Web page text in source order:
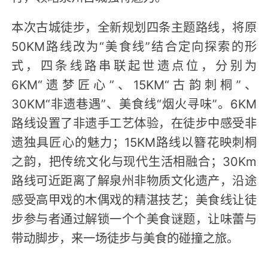
本次古城徒步，全新规划四条主题路线，将原
50KM路线改为“美食线”结合定向探索的形
式，四条线路串联起世遗点位，分别为
6KM“遗梦匠心”、15KM“古韵刺桐”、
30KM“非遗巷遇”、美食线“烟火寻味”。6KM
路线设置了非遗手工艺体验，在徒步中感受非
遗独具匠心的魅力；15KM路线以簪花映刺桐
之韵，把传统文化与现代生活相融合；30Km
路线可近距离了解泉州非物质文化遗产，沿途
感受高甲戏的木偶戏的精湛技艺；美食线让徒
步参与者通过解锁一个个美食谜题，让味蕾与
带动脚步，来一场徒步与美食的碰撞之旅。